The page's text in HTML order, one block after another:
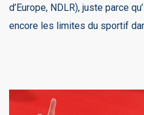
d’Europe, NDLR), juste parce
encore les limites du sportif